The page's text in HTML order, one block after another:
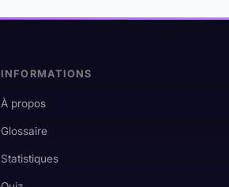
INFORMATIONS
À propos
Glossaire
Statistiques